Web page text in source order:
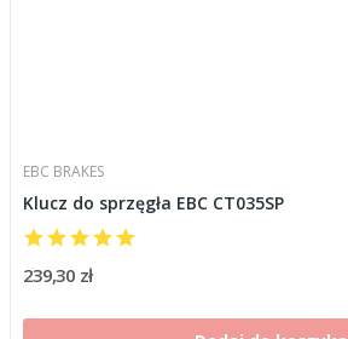
EBC BRAKES
Klucz do sprzęgła EBC CT035SP
239,30 zł